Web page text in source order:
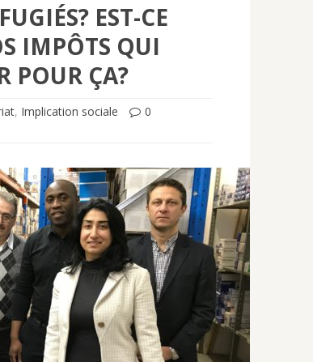
EST-CE
IMPÔTS QUI
POUR ÇA?
, Implication sociale
0